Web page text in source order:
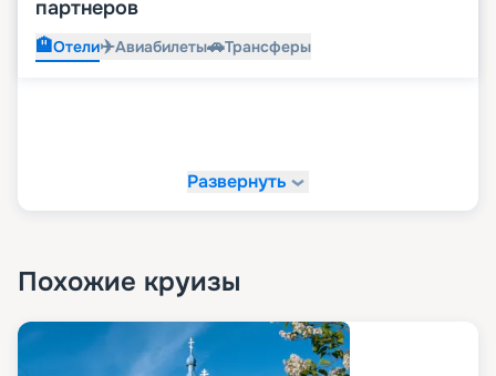
партнеров
🏨Отели✈️Авиабилеты🚗Трансферы
Развернуть
Похожие круизы